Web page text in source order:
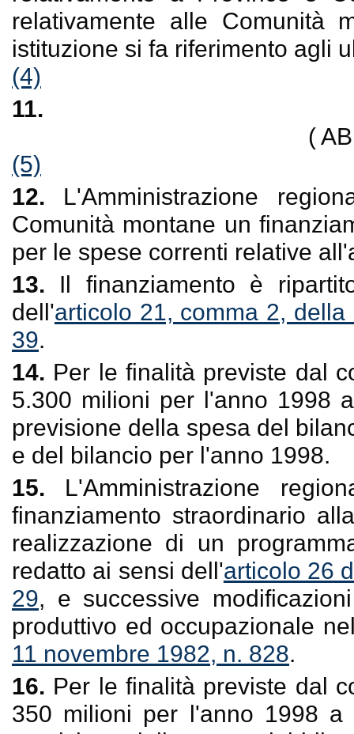
relativamente alle Comunità
istituzione si fa riferimento agli
(4)
11.
(
(5)
12. L'Amministrazione
Comunità montane un
per le spese correnti relative
13. Il finanziamento è
dell'articolo 21, comma 2,
39.
14. Per le finalità previste dal
5.300 milioni per l'anno 1998
previsione della spesa del
e del bilancio per l'anno 1998.
15. L'Amministrazione
finanziamento straordinario
realizzazione di un
redatto ai sensi dell'articolo 26
29, e successive
produttivo ed occupazionale
11 novembre 1982, n. 828.
16. Per le finalità previste dal
350 milioni per l'anno 1998